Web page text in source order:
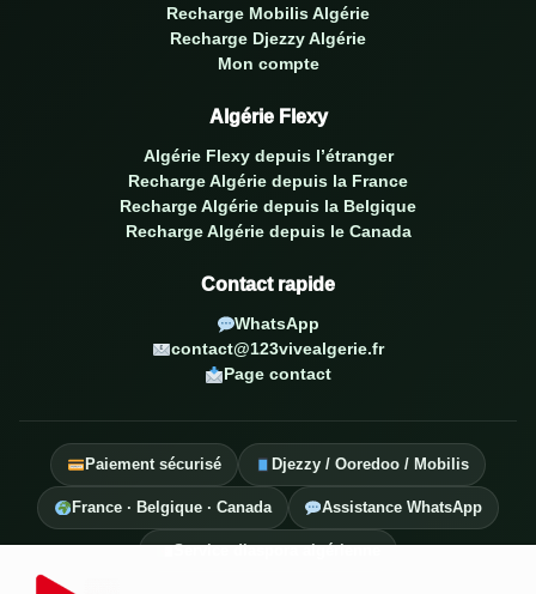
Recharge Mobilis Algérie
Recharge Djezzy Algérie
Mon compte
Algérie Flexy
Algérie Flexy depuis l’étranger
Recharge Algérie depuis la France
Recharge Algérie depuis la Belgique
Recharge Algérie depuis le Canada
Contact rapide
WhatsApp
contact@123vivealgerie.fr
Page contact
Paiement sécurisé Djezzy / Ooredoo / Mobilis
France · Belgique · Canada Assistance WhatsApp